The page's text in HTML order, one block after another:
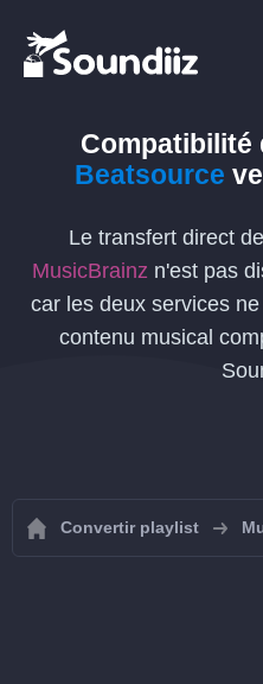
Compatibilité
Beatsource
Le transfert direct
MusicBrainz n'est pas
car les deux services
contenu musical
Convertir playlist